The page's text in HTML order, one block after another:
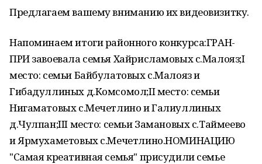
Предлагаем вашему вниманию их видеовизитку.
Напоминаем итоги районного конкурса:ГРАН-
ПРИ завоевала семья Хайрисламовых с.Малояз;I
место: семьи Байбулатовых с.Малояз и
Гибадуллиных д.Комсомол;II место: семьи
Нигаматовых с.Мечетлино и Галиуллиных
д.Чулпан;III место: семьи Замановых с.Таймеево
и Ярмухаметовых с.Мечетлино.НОМИНАЦИЮ
"Самая креативная семья" присудили семье